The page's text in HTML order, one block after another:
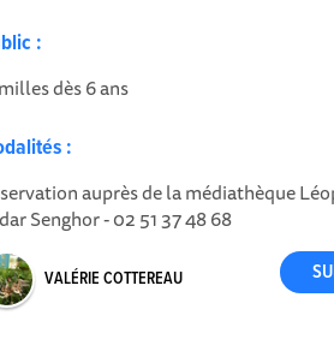
:
dès 6 ans
:
auprès de la médiathèque
Senghor - 02 51 37 48 68
VALÉRIE COTTEREAU